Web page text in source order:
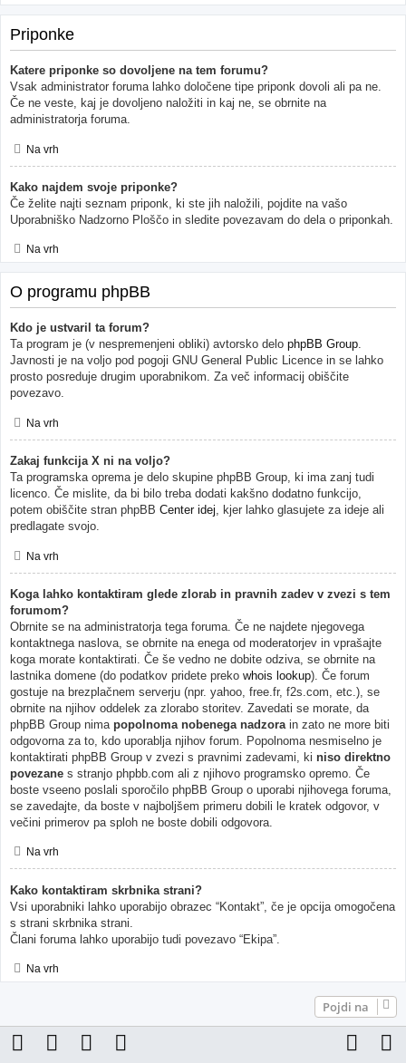
Priponke
Katere priponke so dovoljene na tem forumu?
Vsak administrator foruma lahko določene tipe priponk dovoli ali pa ne.
Če ne veste, kaj je dovoljeno naložiti in kaj ne, se obrnite na
administratorja foruma.
Na vrh
Kako najdem svoje priponke?
Če želite najti seznam priponk, ki ste jih naložili, pojdite na vašo
Uporabniško Nadzorno Ploščo in sledite povezavam do dela o priponkah.
Na vrh
O programu phpBB
Kdo je ustvaril ta forum?
Ta program je (v nespremenjeni obliki) avtorsko delo phpBB Group.
Javnosti je na voljo pod pogoji GNU General Public Licence in se lahko
prosto posreduje drugim uporabnikom. Za več informacij obiščite
povezavo.
Na vrh
Zakaj funkcija X ni na voljo?
Ta programska oprema je delo skupine phpBB Group, ki ima zanj tudi
licenco. Če mislite, da bi bilo treba dodati kakšno dodatno funkcijo,
potem obiščite stran phpBB Center idej, kjer lahko glasujete za ideje ali
predlagate svojo.
Na vrh
Koga lahko kontaktiram glede zlorab in pravnih zadev v zvezi s tem
forumom?
Obrnite se na administratorja tega foruma. Če ne najdete njegovega
kontaktnega naslova, se obrnite na enega od moderatorjev in vprašajte
koga morate kontaktirati. Če še vedno ne dobite odziva, se obrnite na
lastnika domene (do podatkov pridete preko whois lookup). Če forum
gostuje na brezplačnem serverju (npr. yahoo, free.fr, f2s.com, etc.), se
obrnite na njihov oddelek za zlorabo storitev. Zavedati se morate, da
phpBB Group nima popolnoma nobenega nadzora in zato ne more biti
odgovorna za to, kdo uporablja njihov forum. Popolnoma nesmiselno je
kontaktirati phpBB Group v zvezi s pravnimi zadevami, ki niso direktno
povezane s stranjo phpbb.com ali z njihovo programsko opremo. Če
boste vseeno poslali sporočilo phpBB Group o uporabi njihovega foruma,
se zavedajte, da boste v najboljšem primeru dobili le kratek odgovor, v
večini primerov pa sploh ne boste dobili odgovora.
Na vrh
Kako kontaktiram skrbnika strani?
Vsi uporabniki lahko uporabijo obrazec “Kontakt”, če je opcija omogočena
s strani skrbnika strani.
Člani foruma lahko uporabijo tudi povezavo “Ekipa”.
Na vrh
Pojdi na